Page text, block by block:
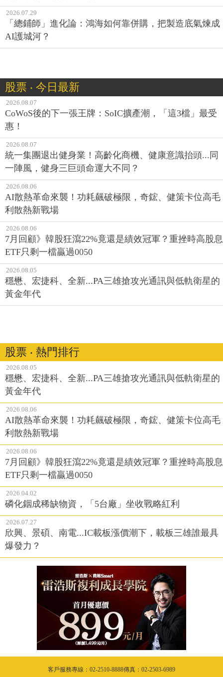
2026.07.29
「總鋪師」進化論：鴻海如何靠併購，把製造底氣煉成
AI護城河？
股票 ‧ 今日最新
2026.08.07
CoWoS後的下一張王牌：SoIC擴產潮，「這3檔」最受
惠！
2026.08.07
統一集團退出健身業！高齡化商機、健康意識抬頭...同
一陣風，健身三巨頭命運大不同？
2026.08.06
AI散熱革命來襲！功耗飆破極限，奇鋐、健策卡位高毛
利散熱新戰場
2026.08.06
7月回顧》韓股狂瀉22%竟還是績效冠軍？重挫時高股息
ETF只剩一檔贏過0050
2026.08.05
穩懋、宏捷科、全新...PA三雄搶攻光通訊與低軌衛星的
黃金年代
股票 ‧ 熱門排行
2026.08.05
穩懋、宏捷科、全新...PA三雄搶攻光通訊與低軌衛星的
黃金年代
2026.08.06
AI散熱革命來襲！功耗飆破極限，奇鋐、健策卡位高毛
利散熱新戰場
2026.08.06
7月回顧》韓股狂瀉22%竟還是績效冠軍？重挫時高股息
ETF只剩一檔贏過0050
2026.04.02
磷化銦成稀缺物資，「5台廠」坐收戰略紅利
2026.07.27
欣興、景碩、南電...IC載板漲價潮下，載板三雄誰最具
爆發力？
客戶服務專線：02-2510-8888傳真：02-2503-6989